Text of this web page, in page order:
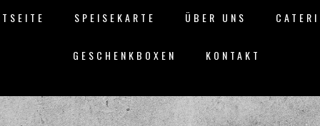
SPEISEKARTE ÜBER UNS
GESCHENKBOXEN KONTAKT